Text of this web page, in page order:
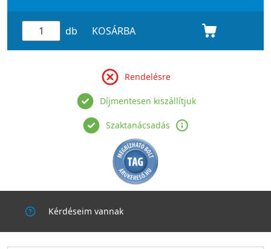
db KOSÁRBA
Rendelésre
Díjmentesen kiszállítjuk
Szaktanácsadás
Kérdéseim vannak